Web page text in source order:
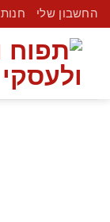
החשבון שלי חנות